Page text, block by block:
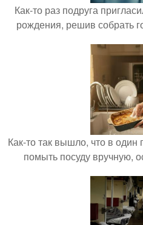
Как-то раз подруга
рождения, решив собрать
Как-то так вышло, что в
помыть посуду вручную,